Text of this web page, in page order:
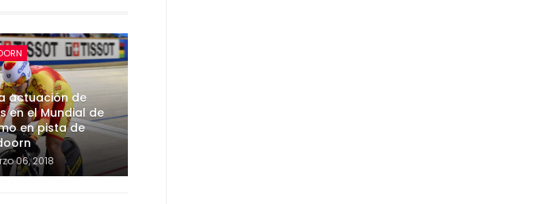
actuación de
en el Mundial de
en pista de
06, 2018